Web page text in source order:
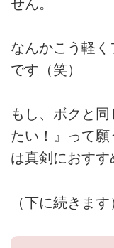
せん。
なんかこう軽
です（笑）
もし、ボクと
たい！』って
は真剣におすす
（下に続きます